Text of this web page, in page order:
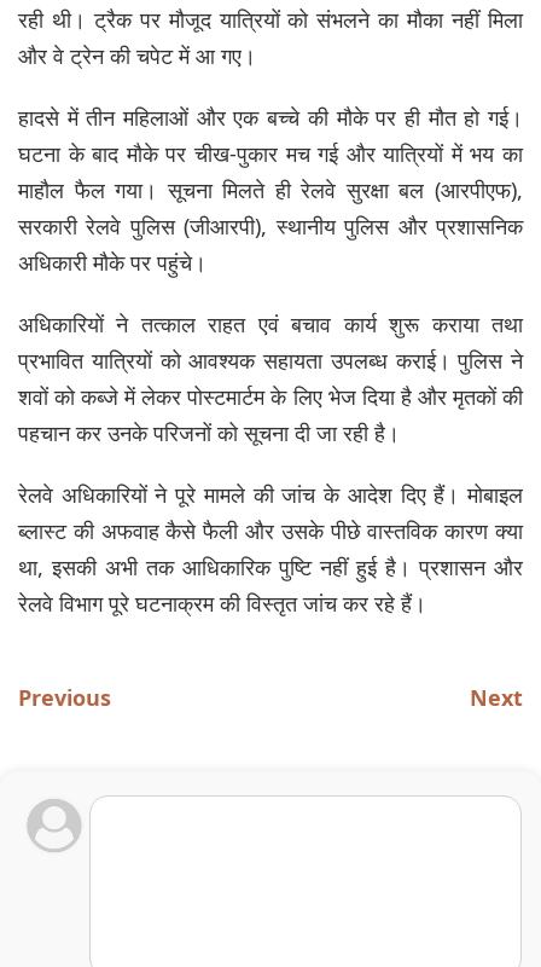
रही थी। ट्रैक पर मौजूद यात्रियों को संभलने का मौका नहीं मिला
और वे ट्रेन की चपेट में आ गए।
हादसे में तीन महिलाओं और एक बच्चे की मौके पर ही मौत हो गई।
घटना के बाद मौके पर चीख-पुकार मच गई और यात्रियों में भय का
माहौल फैल गया। सूचना मिलते ही रेलवे सुरक्षा बल (आरपीएफ),
सरकारी रेलवे पुलिस (जीआरपी), स्थानीय पुलिस और प्रशासनिक
अधिकारी मौके पर पहुंचे।
अधिकारियों ने तत्काल राहत एवं बचाव कार्य शुरू कराया तथा
प्रभावित यात्रियों को आवश्यक सहायता उपलब्ध कराई। पुलिस ने
शवों को कब्जे में लेकर पोस्टमार्टम के लिए भेज दिया है और मृतकों की
पहचान कर उनके परिजनों को सूचना दी जा रही है।
रेलवे अधिकारियों ने पूरे मामले की जांच के आदेश दिए हैं। मोबाइल
ब्लास्ट की अफवाह कैसे फैली और उसके पीछे वास्तविक कारण क्या
था, इसकी अभी तक आधिकारिक पुष्टि नहीं हुई है। प्रशासन और
रेलवे विभाग पूरे घटनाक्रम की विस्तृत जांच कर रहे हैं।
Previous Next